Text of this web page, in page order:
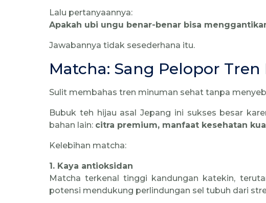
Lalu pertanyaannya:
Apakah ubi ungu benar-benar bisa
Jawabannya tidak sesederhana itu.
Matcha: Sang Pelopor
Sulit membahas tren minuman sehat tanpa
Bubuk teh hijau asal Jepang ini sukses besar
bahan lain: citra premium, manfaat kesehatan
Kelebihan matcha:
1. Kaya antioksidan
Matcha terkenal tinggi kandungan katekin,
potensi mendukung perlindungan sel tubuh dari